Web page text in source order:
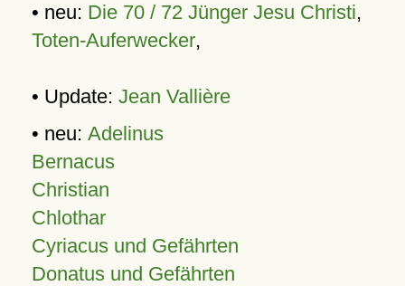
• neu: Die 70 / 72 Jünger Jesu Christi,
Toten-Auferwecker,
• Update: Jean Vallière
• neu: Adelinus
Bernacus
Christian
Chlothar
Cyriacus und Gefährten
Donatus und Gefährten